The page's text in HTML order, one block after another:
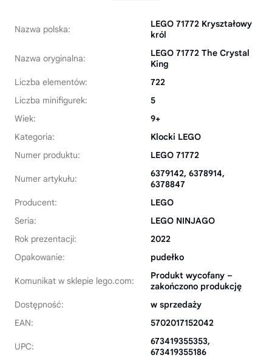
Nazwa polska:
LEGO 71772 Kryształowy
król
Nazwa oryginalna:
LEGO 71772 The Crystal
King
Liczba elementów:
722
Liczba minifigurek:
5
Wiek:
9+
Kategoria:
Klocki LEGO
Numer produktu:
LEGO 71772
Numer artykułu:
6379142, 6378914,
6378847
Producent:
LEGO
Seria:
LEGO NINJAGO
Rok prezentacji:
2022
Opakowanie:
pudełko
Komunikat w sklepie lego.com:
Produkt wycofany –
zakończono produkcję
Dostępność:
w sprzedaży
EAN:
5702017152042
UPC:
673419355353,
673419355186